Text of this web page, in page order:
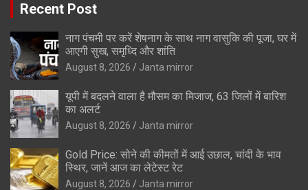
Recent Post
नाग पंचमी पर करें शेषनाग के साथ नाग वासुकि की पूजा, घर में
आएगी सुख, समृध्दि और शांति
August 8, 2026 Janta mirror
यूपी में बदलने वाला है मौसम का मिजाज, 63 जिलों में बारिश
का अलर्ट
August 8, 2026 Janta mirror
Gold Price: सोने की कीमतों में आई उछाल, चांदी के भाव
स्थिर, जानें आज का लेटेस्ट रेट
August 8, 2026 Janta mirror